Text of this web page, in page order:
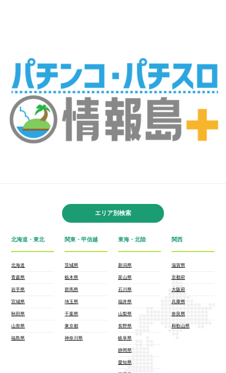
エリア別検索
北海道・東北
北海道
青森県
岩手県
宮城県
秋田県
山形県
福島県
関東・甲信越
茨城県
栃木県
群馬県
埼玉県
千葉県
東京都
神奈川県
東海・北陸
新潟県
富山県
石川県
福井県
山梨県
長野県
岐阜県
静岡県
愛知県
関西
滋賀県
京都府
大阪府
兵庫県
奈良県
和歌山県